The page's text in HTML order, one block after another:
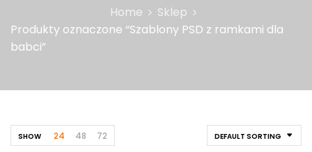
Home
Sklep
Produkty oznaczone “Szablony PSD z ramkami dla
babci”
DEFAULT SORTING
SHOW 24 48 72